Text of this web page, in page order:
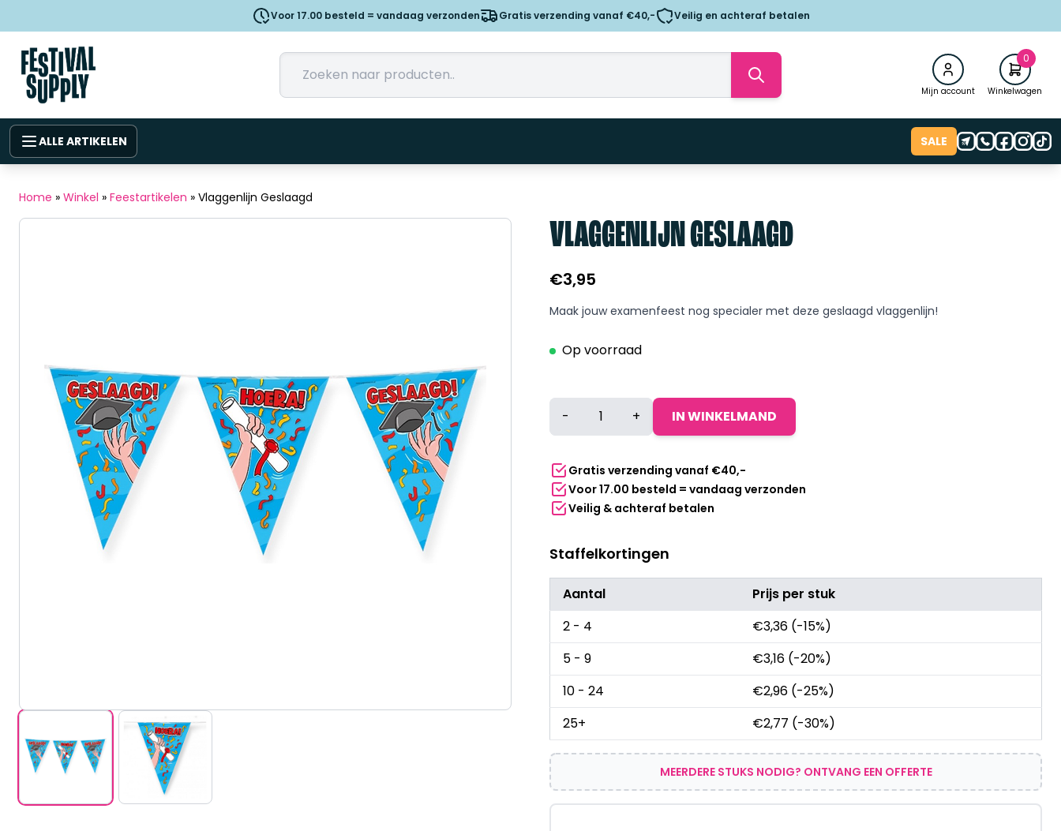
Voor 17.00 besteld = vandaag verzonden Gratis verzending vanaf €40,- Veilig en achteraf betalen
Mijn account
0
Winkelwagen
ALLE ARTIKELEN SALE
Home » Winkel » Feestartikelen » Vlaggenlijn Geslaagd
VLAGGENLIJN GESLAAGD
€3,95
Maak jouw examenfeest nog specialer met deze geslaagd vlaggenlijn!
Op voorraad
Vlaggenlijn
Geslaagd
- + IN WINKELMAND
Gratis verzending vanaf €40,-
Voor 17.00 besteld = vandaag verzonden
Veilig & achteraf betalen
Staffelkortingen
Aantal
Prijs per stuk
2 - 4
€3,36 (-15%)
5 - 9
€3,16 (-20%)
10 - 24
€2,96 (-25%)
25+
€2,77 (-30%)
MEERDERE STUKS NODIG? ONTVANG EEN OFFERTE